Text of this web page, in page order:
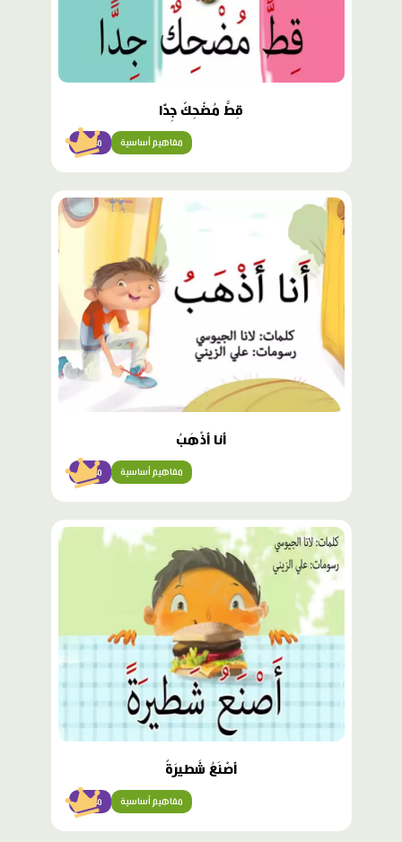
قِطٌّ مُضْحِكٌ جِدًّا
مبتدئ مفاهيم أساسية
محتوى
مميّز
أَنا أَذْهَبُ
مبتدئ مفاهيم أساسية
محتوى
مميّز
أَصْنَعُ شَطيرَةً
مبتدئ مفاهيم أساسية